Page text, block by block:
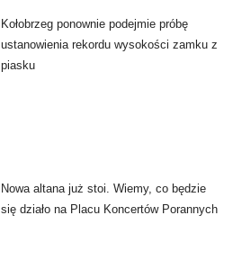
Kołobrzeg ponownie podejmie próbę
ustanowienia rekordu wysokości zamku z
piasku
Nowa altana już stoi. Wiemy, co będzie
się działo na Placu Koncertów Porannych